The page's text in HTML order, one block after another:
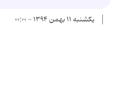
یکشنبه ۱۱ بهمن ۱۳۹۴ - ۰۰:۰۰